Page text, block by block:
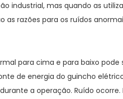
industrial, mas quando as
as razões para os ruídos
para cima e para baixo pode
de energia do guincho
a operação. Ruído